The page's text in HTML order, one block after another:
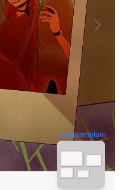
blank template